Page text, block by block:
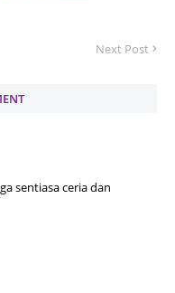
Next Post
sentiasa ceria dan